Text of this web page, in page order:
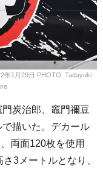
年1月29日 PHOTO: Tadayuki
炭治郎、竈門禰豆
描いた。デカール
両面120枚を使用
3メートルとなり、